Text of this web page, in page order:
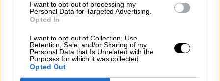
I want to opt-out of processing my
Personal Data for Targeted Advertising.
Opted In
I want to opt-out of Collection, Use,
Retention, Sale, and/or Sharing of my
Personal Data that Is Unrelated with the
Purposes for which it was collected.
Opted Out
Después de verano habrá una cuarta